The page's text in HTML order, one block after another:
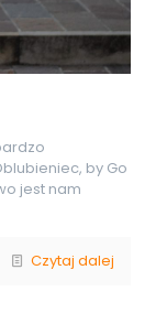
by Go
jest nam
Czytaj dalej